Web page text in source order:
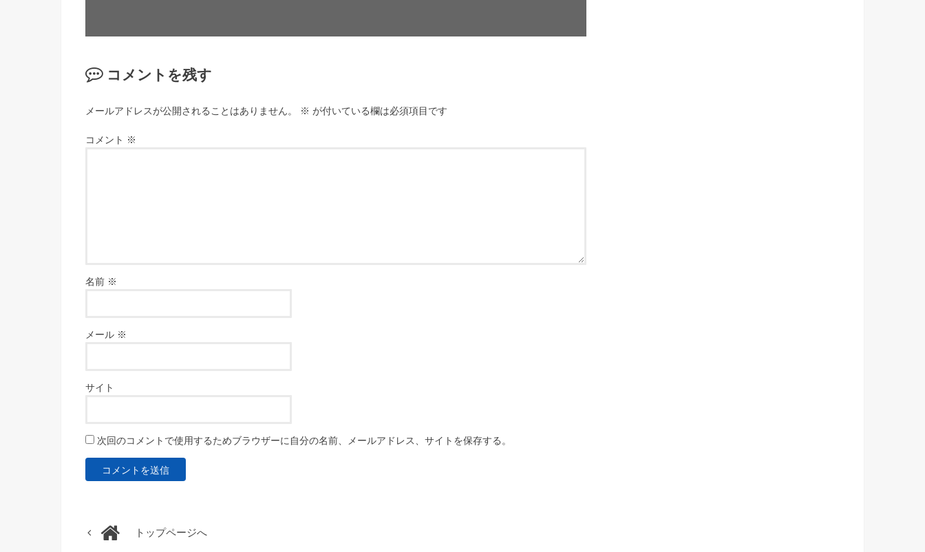
コメントを残す
メールアドレスが公開されることはありません。 ※ が付いている欄は必須項目です
コメント ※
名前 ※
メール ※
サイト
次回のコメントで使用するためブラウザーに自分の名前、メールアドレス、サイトを保存する。
トップページへ